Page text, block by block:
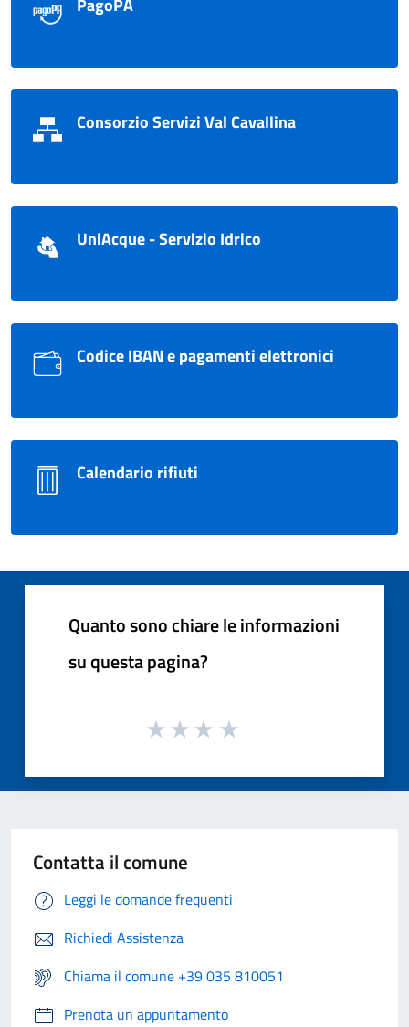
Consorzio Servizi Val Cavallina
UniAcque - Servizio Idrico
Codice IBAN e pagamenti elettronici
Calendario rifiuti
Quanto sono chiare le informazioni
su questa pagina?
Contatta il comune
Leggi le domande frequenti
Richiedi Assistenza
Chiama il comune +39 035 810051
Prenota un appuntamento